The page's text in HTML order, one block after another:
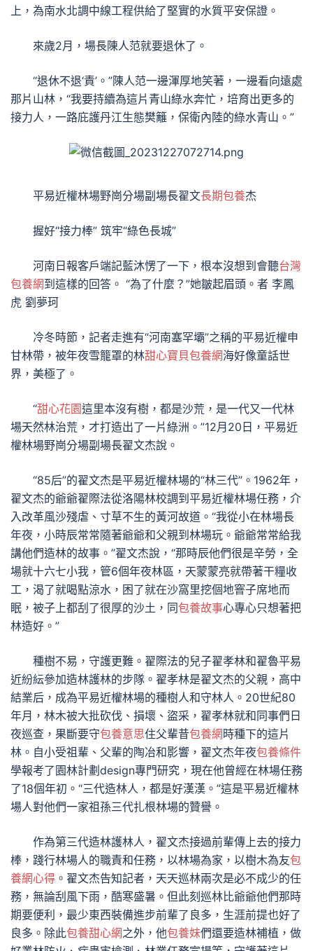
上，為南水北調中線工程供給了堅實的水質平安保證。
來歲2月，場長陳人范就要退休了。
“退休不退‘責’。”陳人范一邊渾厚地笑著，一邊看向遠處
那片山林，“我要持續為這片青山綠水奔忙，培育出更多的
接力人，一路庇護丹江生態樊籬，保衛內陸的綠水青山。”
平易近權林場野崗分場副場長翟文長期包養杰
握好“接力棒” 筑牢“綠色長城”
河南日報客戶端記藍沐愣了一下，根本沒想到會聽台灣
包養網到這樣的回答。 “為了什麼？”她皺起眉頭。者 李鳳
虎 劉夢珂
冷冬時節，記者走進有“河南塞罕壩”之稱的平易近權申
甘林帶，被年夜雪籠罩的林甜心寶貝包養網海好像童話世
界，美極了。
“甜心花園這里本沒有樹，都是沙荒，是一代又一代林
場天然林治荒，才打造出了一片綠洲。”12月20日，平易近
權林場野崗分場副場長翟文杰說。
“85后”的翟文杰是平易近權林場的“林三代”。1962年，
翟文杰的爺爺翟際法從洛陽林校調到平易近權林場任務，介
入改革風沙殘虐、寸草不生的黃河故道。“我從小在林場長
年夜，小時辰常常隨著爺爺和父親到林場玩。爺爺常常給我
講他們造林的故事。”翟文杰說，“那時辰他們很是辛勞，全
場就十六七小我，管6個年夜林區，天蒙蒙亮就帶著干糧收
工，渴了就喝點涼水，困了就在沙窩里挖個地窨子席地而
眠，被子上都刮了很厚的沙土，同包養故事心專心只想著把
林造好。”
種樹不易，守護更難。翟際法的兒子翟孝林和翟魯平易
近紛紜參加造林護林的步隊。翟孝林是翟文杰的父親，高中
結業后，成為平易近權林場的種樹人和守林人。20世紀80
年月，林木被大批砍伐、損壞、盜采，翟孝林就和同事們日
夜巡查，果斷要守包養意思住父輩昔包養網時種下的這片
林。自小受祖輩、父輩的陶冶和影響，翟文杰年夜包養條件
學報考了園林計劃design專門研究，現在他曾經在林場任務
了18個年初。“三代造林人，都是好漢漢。”這是平易近權林
場人對他們一家祖孫三代扎根林場的贊譽。
作為第三代造林護林人，翟文杰接過前輩傳上去的接力
棒，踐行林場人的職責和任務，以林場為家，以樹木為友包
養網心得 。翟文杰告知記者，天天巡林兩次是必不成少的任
務，無論刮風下雨，酷寒盛暑。但此刻巡林比爺爺他們那時
期要便利，最少東西裝備進步前輩了良多，生涯前提也好了
良多。除此包養甜心網之外，他包養妹們還要造林補植，做